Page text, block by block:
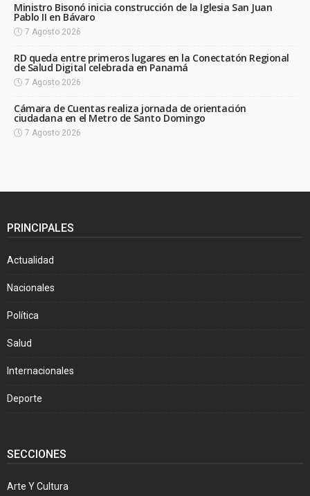
Ministro Bisonó inicia construcción de la Iglesia San Juan
Pablo II en Bávaro
7 Agosto 2026
RD queda entre primeros lugares en la Conectatón Regional
de Salud Digital celebrada en Panamá
7 Agosto 2026
Cámara de Cuentas realiza jornada de orientación
ciudadana en el Metro de Santo Domingo
7 Agosto 2026
PRINCIPALES
Actualidad
Nacionales
Política
Salud
Internacionales
Deporte
SECCIONES
Arte Y Cultura